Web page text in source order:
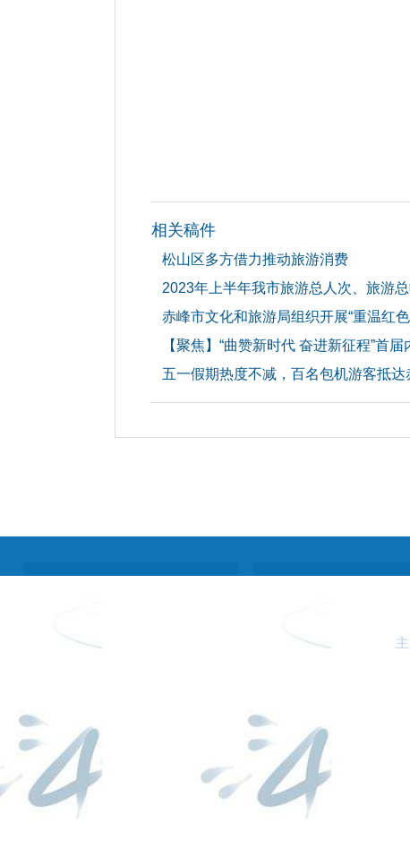
相关稿件
松山区多方借力推动旅游消费
2023年上半年我市旅游总人次、旅游
赤峰市文化和旅游局组织开展“重温红
【聚焦】“曲赞新时代 奋进新征程”首
五一假期热度不减，百名包机游客抵
隐私声明
工作年报
网站地图